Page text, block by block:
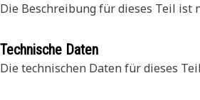
Die Beschreibung für dieses Teil ist
Technische Daten
Die technischen Daten für dieses